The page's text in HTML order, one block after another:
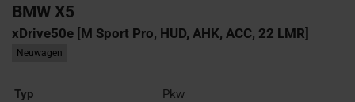
BMW X5
xDrive50e [M Sport Pro, HUD, AHK, ACC, 22 LMR]
Neuwagen
Typ
Pkw